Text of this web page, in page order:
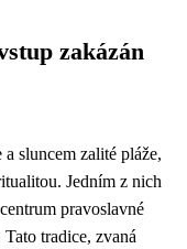
zakázán
sluncem zalité pláže,
Jedním z nich
pravoslavné
Tato tradice, zvaná